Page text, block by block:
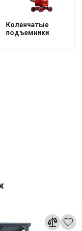
Коленчатые
подъемники